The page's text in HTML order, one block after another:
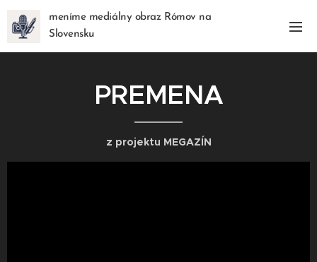
meníme mediálny obraz Rómov na
Slovensku
PREMENA
z projektu MEGAZÍN